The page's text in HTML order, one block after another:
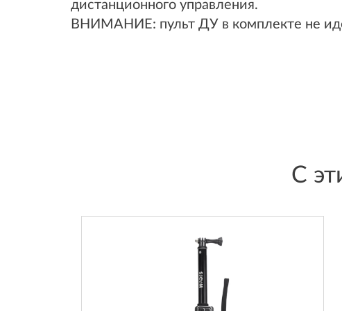
дистанционного управления.
ВНИМАНИЕ: пульт ДУ в комплекте не
С